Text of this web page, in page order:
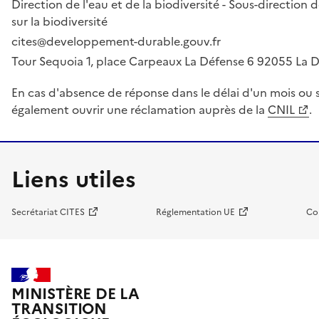
Direction de l'eau et de la biodiversité - Sous-direction
sur la biodiversité
cites@developpement-durable.gouv.fr
Tour Sequoia 1, place Carpeaux La Défense 6 92055 La
En cas d'absence de réponse dans le délai d'un mois
également ouvrir une réclamation auprès de la CNIL .
Liens utiles
Secrétariat CITES Réglementation UE
MINISTÈRE DE LA
TRANSITION